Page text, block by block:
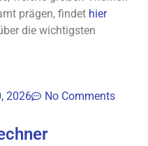
prägen, findet hier
die wichtigsten
2026 No Comments